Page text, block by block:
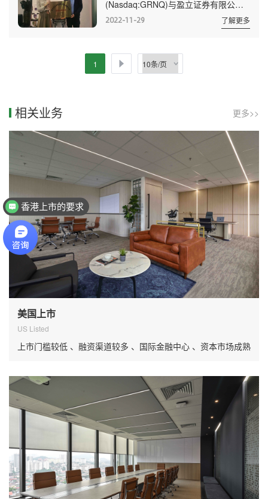
入3.0时代，以更好地服务中小企业进
入国际资本市场。 以下为报道全
文： 绿专资本集团(NASDA...
(Nasdaq:GRNQ)与盈立证券有限公司
达成正式战略合作。双方将在企业海外
上市、投融资咨询、ESOP计划及交易
绿专资本于2018年6月13日在美国纳斯
达克主板上市，是亚洲首家跨境金融服
台北、曼谷等地均设立有办公室，其中
包含香港的会计师事务所、曼谷的会计
师事务...
2022-11-29 了解更多
1
相关业务 更多>>
美国上市
US Listed
上市门槛较低 、融资渠道较多 、国际金融中心 、资本市场成熟
香港上市的要求